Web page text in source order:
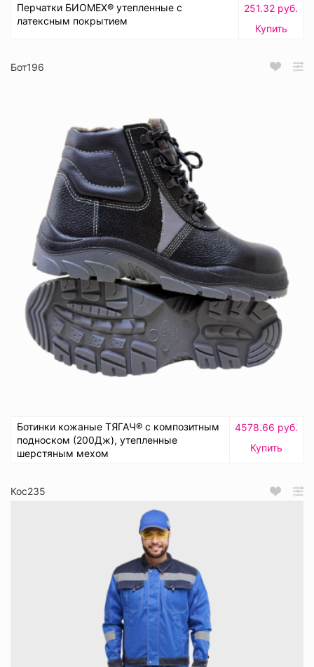
Перчатки БИОМЕХ® утепленные с
латексным покрытием
251.32 руб.
Купить
Бот196
Ботинки кожаные ТЯГАЧ® с композитным
подноском (200Дж), утепленные
шерстяным мехом
4578.66 руб.
Купить
Кос235